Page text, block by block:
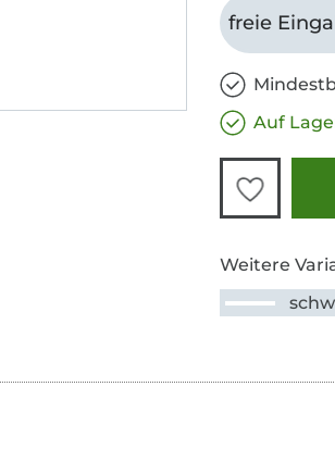
freie
Auf
Weitere